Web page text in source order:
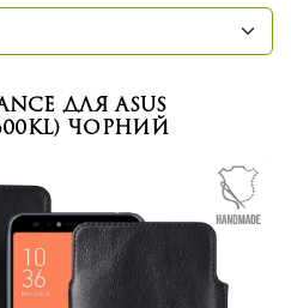
для ASUS
Чорний